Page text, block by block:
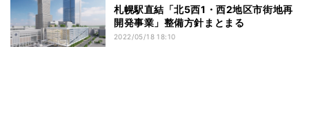
札幌駅直結「北5西1・西2地区市街地再
開発事業」整備方針まとまる
2022/05/18 18:10